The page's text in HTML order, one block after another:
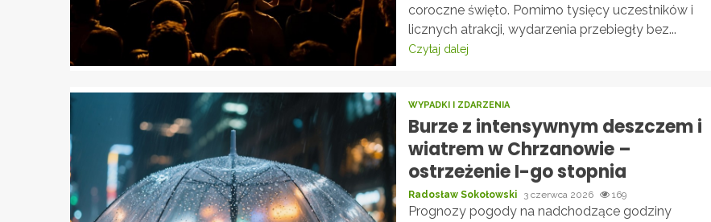
coroczne święto. Pomimo tysięcy uczestników i
licznych atrakcji, wydarzenia przebiegły bez...
Czytaj dalej
WYPADKI I ZDARZENIA
Burze z intensywnym deszczem i
wiatrem w Chrzanowie –
ostrzeżenie I-go stopnia
Radosław Sokołowski 3 czerwca 2026 169
Prognozy pogody na nadchodzące godziny